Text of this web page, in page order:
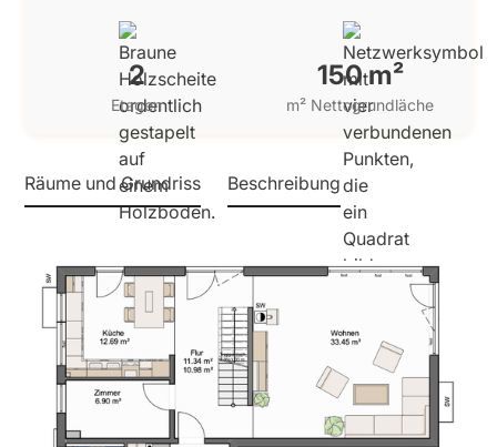
2
Etagen
150 m²
m² Nettogrundläche
Räume und Grundriss Beschreibung